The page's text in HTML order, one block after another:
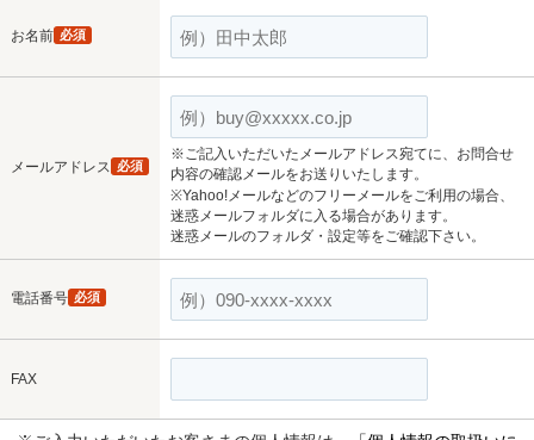
お名前 必須
メールアドレス 必須
※ご記入いただいたメールアドレス宛てに、お問合せ
内容の確認メールをお送りいたします。
※Yahoo!メールなどのフリーメールをご利用の場合、
迷惑メールフォルダに入る場合があります。
迷惑メールのフォルダ・設定等をご確認下さい。
電話番号 必須
FAX